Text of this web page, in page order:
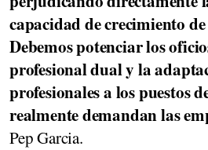
capacidad de crecimiento
Debemos potenciar los
profesional dual y la
profesionales a los puestos
realmente demandan las
Pep Garcia.